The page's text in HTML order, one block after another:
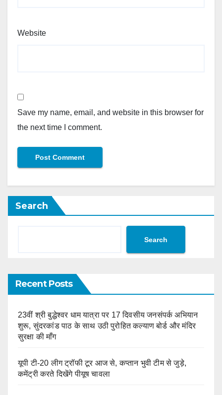
Website
Save my name, email, and website in this browser for
the next time I comment.
Search
Search
Recent Posts
23वीं श्री बुद्धेश्वर धाम यात्रा पर 17 दिवसीय जनसंपर्क अभियान
शुरू, सुंदरकांड पाठ के साथ उठी पुरोहित कल्याण बोर्ड और मंदिर
सुरक्षा की माँग
यूपी टी-20 लीग ट्रॉफी टूर आज से, कप्तान भुवी टीम से जुड़े,
कमेंट्री करते दिखेंगे पीयूष चावला